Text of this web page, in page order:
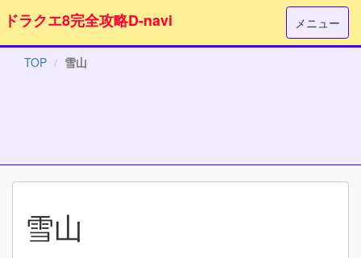
メニュー
ドラクエ8完全攻略D-navi
TOP 雪山
雪山